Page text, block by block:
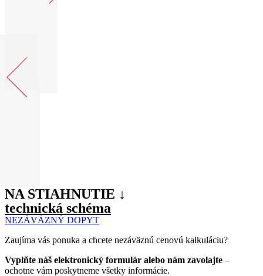
NA STIAHNUTIE ↓
technická schéma
NEZÁVÄZNÝ DOPYT
Zaujíma vás ponuka a chcete nezáväznú cenovú kalkuláciu?
Vyplňte náš elektronický formulár alebo nám zavolajte –
ochotne vám poskytneme všetky informácie.